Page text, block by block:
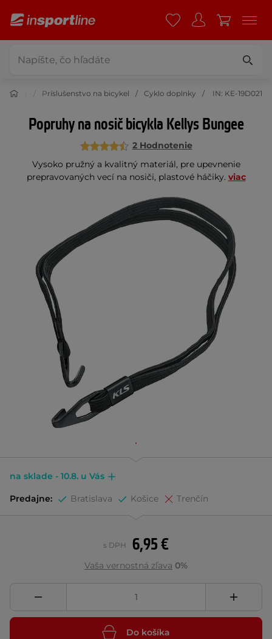
Príslušenstvo na bicykel Cyklo doplnky IN: KE-19D021
Popruhy na nosič bicykla Kellys Bungee
2 Hodnotenie
Vysoko pružný a kvalitný materiál, pre upevnenie
prepravovaných vecí na nosiči, plastové háčiky. viac
na sklade - 10.8. u Vás
Predajne: Bratislava Košice Trenčín
6,95 €
s DPH
Vaša vernostná zľava 0%
Do košíka